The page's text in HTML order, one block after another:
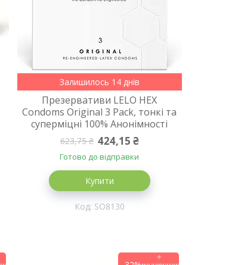
Залишилось 14 днів
Презервативи LELO HEX
Condoms Original 3 Pack, тонкі та
суперміцні 100% Анонімності
623,75 ₴ 424,15 ₴
Готово до відправки
Купити
SO8130